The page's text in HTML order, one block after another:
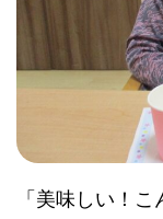
「美味しい！